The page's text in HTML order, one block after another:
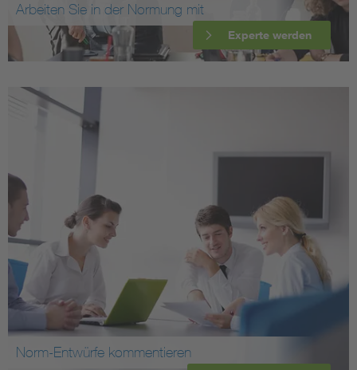
Arbeiten Sie in der Normung mit
Experte werden
Norm-Entwürfe kommentieren